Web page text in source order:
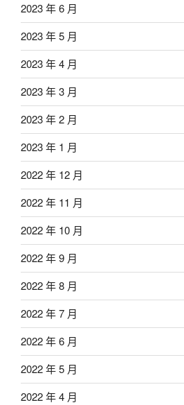
2023 年 6 月
2023 年 5 月
2023 年 4 月
2023 年 3 月
2023 年 2 月
2023 年 1 月
2022 年 12 月
2022 年 11 月
2022 年 10 月
2022 年 9 月
2022 年 8 月
2022 年 7 月
2022 年 6 月
2022 年 5 月
2022 年 4 月